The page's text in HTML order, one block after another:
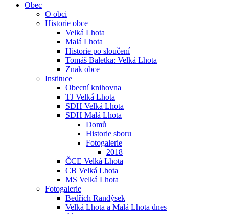
Obec
O obci
Historie obce
Velká Lhota
Malá Lhota
Historie po sloučení
Tomáš Baletka: Velká Lhota
Znak obce
Instituce
Obecní knihovna
TJ Velká Lhota
SDH Velká Lhota
SDH Malá Lhota
Domů
Historie sboru
Fotogalerie
2018
ČCE Velká Lhota
CB Velká Lhota
MS Velká Lhota
Fotogalerie
Bedřich Randýsek
Velká Lhota a Malá Lhota dnes